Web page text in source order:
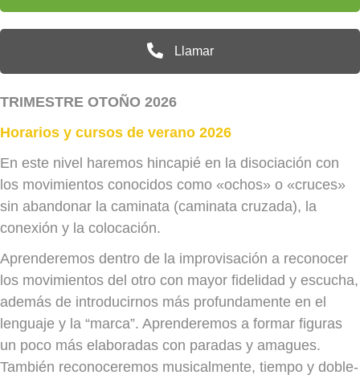
Llamar
TRIMESTRE OTOÑO 2026
Horarios y cursos de verano 2026
En este nivel haremos hincapié en la disociación con
los movimientos conocidos como «ochos» o «cruces»
sin abandonar la caminata (caminata cruzada), la
conexión y la colocación.
Aprenderemos dentro de la improvisación a reconocer
los movimientos del otro con mayor fidelidad y escucha,
además de introducirnos más profundamente en el
lenguaje y la “marca”. Aprenderemos a formar figuras
un poco más elaboradas con paradas y amagues.
También reconoceremos musicalmente, tiempo y doble-